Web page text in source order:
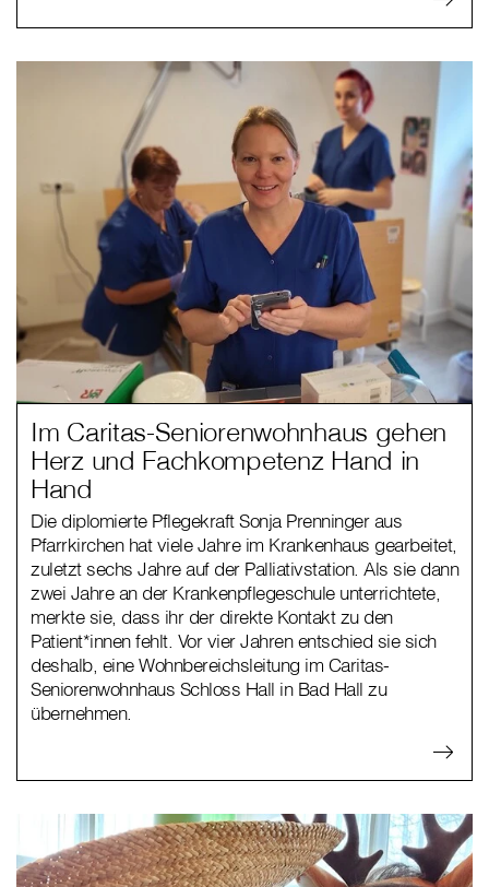
Im Caritas-Seniorenwohnhaus gehen
Herz und Fachkompetenz Hand in
Hand
Die diplomierte Pflegekraft Sonja Prenninger aus
Pfarrkirchen hat viele Jahre im Krankenhaus gearbeitet,
zuletzt sechs Jahre auf der Palliativstation. Als sie dann
zwei Jahre an der Krankenpflegeschule unterrichtete,
merkte sie, dass ihr der direkte Kontakt zu den
Patient*innen fehlt. Vor vier Jahren entschied sie sich
deshalb, eine Wohnbereichsleitung im Caritas-
Seniorenwohnhaus Schloss Hall in Bad Hall zu
übernehmen.